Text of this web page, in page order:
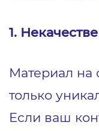
1.
Материал на
только
Если ваш